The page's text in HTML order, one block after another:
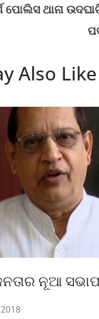
ପୋଲିସ ଥାନା
Also Like
ନୂଆ